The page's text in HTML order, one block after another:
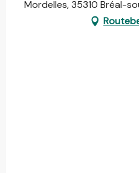
Mordelles, 35310 Bréal-